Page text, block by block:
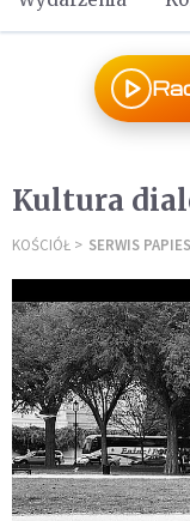
Kultura
KOŚCIÓŁ SERWIS